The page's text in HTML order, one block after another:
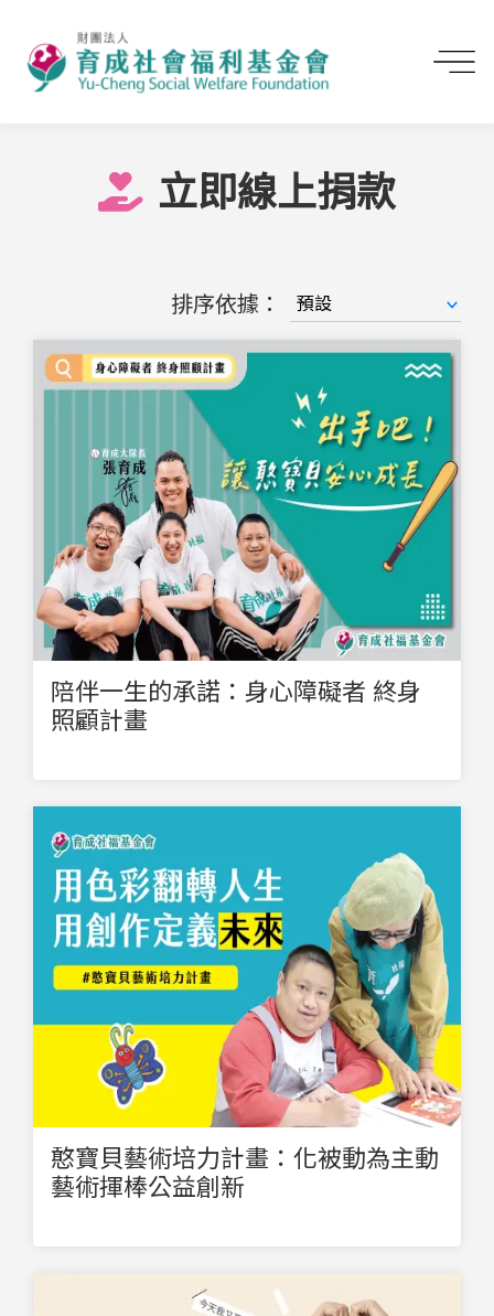
立即線上捐款
排序依據：
陪伴一生的承諾：身心障礙者 終身
照顧計畫
憨寶貝藝術培力計畫：化被動為主動
藝術揮棒公益創新